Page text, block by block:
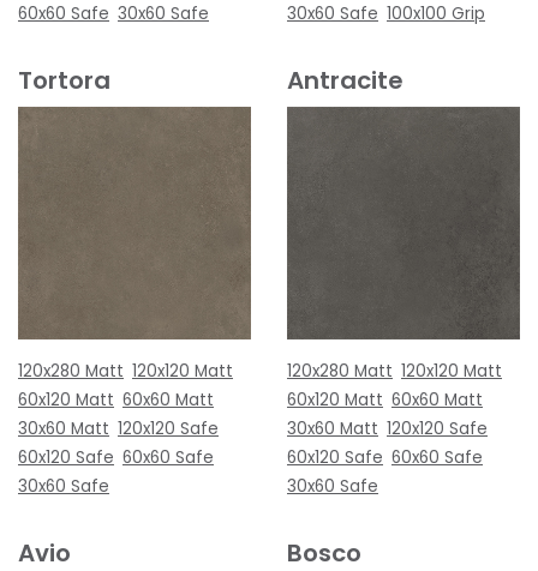
60x60 Safe 30x60 Safe
30x60 Safe 100x100 Grip
Tortora
120x280 Matt 120x120 Matt
60x120 Matt 60x60 Matt
30x60 Matt 120x120 Safe
60x120 Safe 60x60 Safe
30x60 Safe
Antracite
120x280 Matt 120x120 Matt
60x120 Matt 60x60 Matt
30x60 Matt 120x120 Safe
60x120 Safe 60x60 Safe
30x60 Safe
Avio Bosco